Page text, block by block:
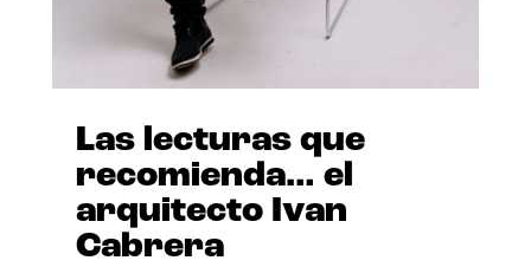
Las lecturas que
recomienda… el
arquitecto Ivan
Cabrera